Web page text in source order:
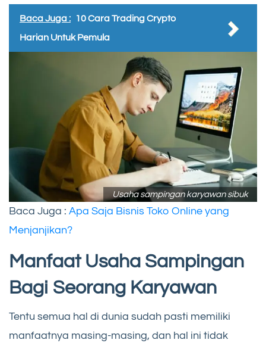
Baca Juga :
10 Cara Trading Crypto
Harian Untuk Pemula
Usaha sampingan karyawan sibuk
Baca Juga : Apa Saja Bisnis Toko Online yang
Menjanjikan?
Manfaat Usaha Sampingan
Bagi Seorang Karyawan
Tentu semua hal di dunia sudah pasti memiliki
manfaatnya masing-masing, dan hal ini tidak